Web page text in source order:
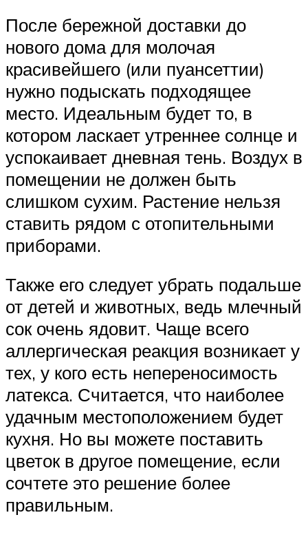
После бережной доставки до
нового дома для молочая
красивейшего (или пуансеттии)
нужно подыскать подходящее
место. Идеальным будет то, в
котором ласкает утреннее солнце и
успокаивает дневная тень. Воздух в
помещении не должен быть
слишком сухим. Растение нельзя
ставить рядом с отопительными
приборами.
Также его следует убрать подальше
от детей и животных, ведь млечный
сок очень ядовит. Чаще всего
аллергическая реакция возникает у
тех, у кого есть непереносимость
латекса. Считается, что наиболее
удачным местоположением будет
кухня. Но вы можете поставить
цветок в другое помещение, если
сочтете это решение более
правильным.